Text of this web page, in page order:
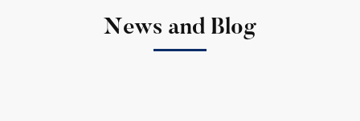
News and Blog